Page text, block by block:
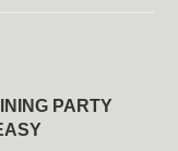
PARTY